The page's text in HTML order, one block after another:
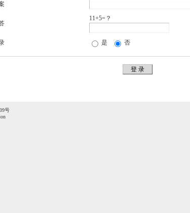
11+5=？
是 否
号